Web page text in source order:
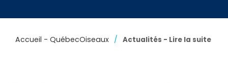
Accueil - QuébecOiseaux Actualités - Lire la suite